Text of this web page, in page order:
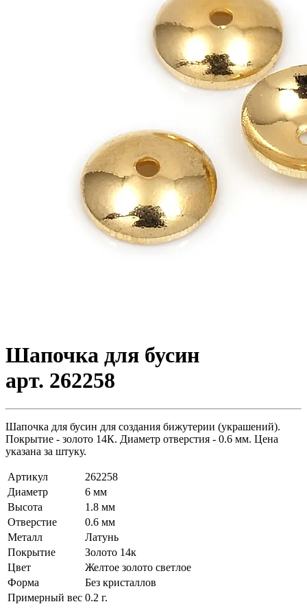
Шапочка для бусин
арт. 262258
Шапочка для бусин для создания бижутерии (украшений).
Покрытие - золото 14К. Диаметр отверстия - 0.6 мм. Цена
указана за штуку.
Артикул
262258
Диаметр
6 мм
Высота
1.8 мм
Отверстие
0.6 мм
Металл
Латунь
Покрытие
Золото 14к
Цвет
Желтое золото светлое
Форма
Без кристаллов
Примерный вес 0.2 г.